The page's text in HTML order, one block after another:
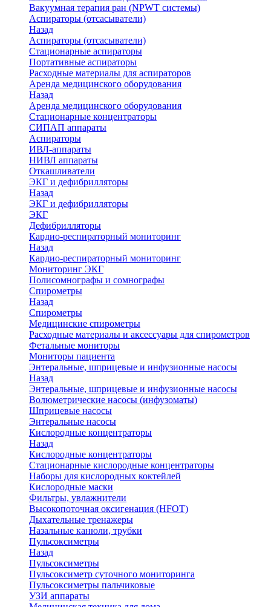
Вакуумная терапия ран (NPWT системы)
Аспираторы (отсасыватели)
Назад
Аспираторы (отсасыватели)
Стационарные аспираторы
Портативные аспираторы
Расходные материалы для аспираторов
Аренда медицинского оборудования
Назад
Аренда медицинского оборудования
Стационарные концентраторы
СИПАП аппараты
Аспираторы
ИВЛ-аппараты
НИВЛ аппараты
Откашливатели
ЭКГ и дефибрилляторы
Назад
ЭКГ и дефибрилляторы
ЭКГ
Дефибрилляторы
Кардио-респираторный мониторинг
Назад
Кардио-респираторный мониторинг
Мониторинг ЭКГ
Полисомнографы и сомнографы
Спирометры
Назад
Спирометры
Медицинские спирометры
Расходные материалы и аксессуары для спирометров
Фетальные мониторы
Мониторы пациента
Энтеральные, шприцевые и инфузионные насосы
Назад
Энтеральные, шприцевые и инфузионные насосы
Волюметрические насосы (инфузоматы)
Шприцевые насосы
Энтеральные насосы
Кислородные концентраторы
Назад
Кислородные концентраторы
Стационарные кислородные концентраторы
Наборы для кислородных коктейлей
Кислородные маски
Фильтры, увлажнители
Высокопоточная оксигенация (HFOT)
Дыхательные тренажеры
Назальные канюли, трубки
Пульсоксиметры
Назад
Пульсоксиметры
Пульсоксиметр суточного мониторинга
Пульсоксиметры пальчиковые
УЗИ аппараты